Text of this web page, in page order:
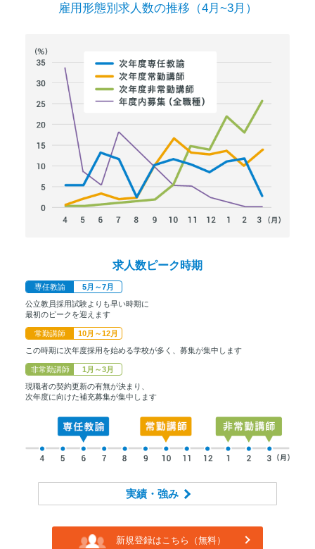
雇用形態別求人数の推移（4月~3月）
求人数ピーク時期
専任教諭
5月～7月
公立教員採用試験よりも早い時期に
最初のピークを迎えます
常勤講師
10月～12月
この時期に次年度採用を始める学校が多く、募集が集中します
非常勤講師
1月～3月
現職者の契約更新の有無が決まり、
次年度に向けた補充募集が集中します
実績・強み
新規登録はこちら（無料）